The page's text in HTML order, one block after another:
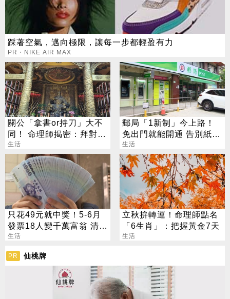
踩著空氣，邁向極限，讓每一步都輕盈有力
PR・NIKE AIR MAX
關公「拿書or持刀」大不
同！ 命理師揭密：拜對大
加分、拜錯恐虧本
生活
郵局「1新制」今上路！
免出門就能開通 告別紙本
不用跑臨櫃
生活
只花49元就中獎！5-6月
發票18人變千萬富翁 清冊
下午公布
生活
立秋拚轉運！命理師點名
「6生肖」：把握黃金7天
生活
PR 仙桃牌